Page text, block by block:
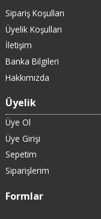
Sipariş Koşulları
Üyelik Koşulları
İletişim
Banka Bilgileri
Hakkımızda
Üyelik
Üye Ol
Üye Girişi
Sepetim
Siparişlerim
Formlar